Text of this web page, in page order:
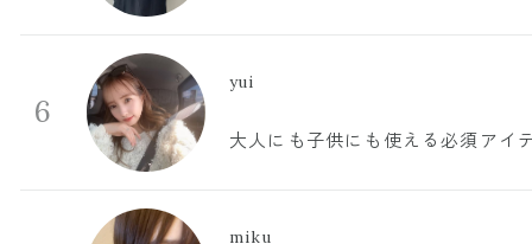
6
yui
大人にも子供にも使える必須アイ
miku